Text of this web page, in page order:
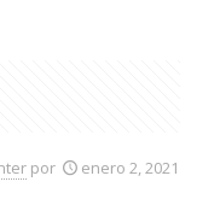
por enero 2, 2021